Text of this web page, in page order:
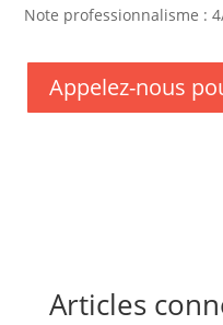
Note professionnalisme :
Appelez-nous
Articles